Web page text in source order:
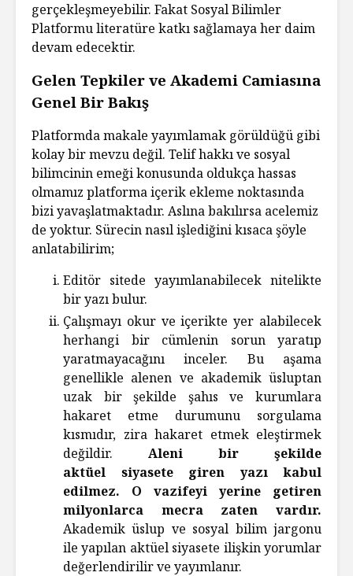
gerçekleşmeyebilir. Fakat Sosyal Bilimler
Platformu literatüre katkı sağlamaya her daim
devam edecektir.
Gelen Tepkiler ve Akademi Camiasına
Genel Bir Bakış
Platformda makale yayımlamak görüldüğü gibi
kolay bir mevzu değil. Telif hakkı ve sosyal
bilimcinin emeği konusunda oldukça hassas
olmamız platforma içerik ekleme noktasında
bizi yavaşlatmaktadır. Aslına bakılırsa acelemiz
de yoktur. Sürecin nasıl işlediğini kısaca şöyle
anlatabilirim;
Editör sitede yayımlanabilecek nitelikte
bir yazı bulur.
Çalışmayı okur ve içerikte yer alabilecek
herhangi bir cümlenin sorun yaratıp
yaratmayacağını inceler. Bu aşama
genellikle alenen ve akademik üsluptan
uzak bir şekilde şahıs ve kurumlara
hakaret etme durumunu sorgulama
kısmıdır, zira hakaret etmek eleştirmek
değildir. Aleni bir şekilde
aktüel siyasete giren yazı kabul
edilmez.
O vazifeyi yerine getiren
milyonlarca mecra zaten vardır.
Akademik üslup ve sosyal bilim jargonu
ile yapılan aktüel siyasete ilişkin yorumlar
değerlendirilir ve yayımlanır.